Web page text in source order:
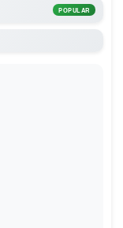
POPULAR